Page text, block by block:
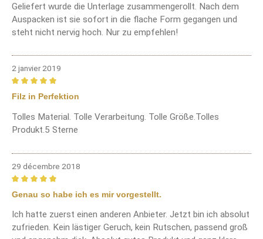
Geliefert wurde die Unterlage zusammengerollt. Nach dem
Auspacken ist sie sofort in die flache Form gegangen und
steht nicht nervig hoch. Nur zu empfehlen!
2 janvier 2019
Review with rating of 5 out of 5 stars
Filz in Perfektion
Tolles Material. Tolle Verarbeitung. Tolle Größe.Tolles
Produkt.5 Sterne
29 décembre 2018
Review with rating of 5 out of 5 stars
Genau so habe ich es mir vorgestellt.
Ich hatte zuerst einen anderen Anbieter. Jetzt bin ich absolut
zufrieden. Kein lästiger Geruch, kein Rutschen, passend groß